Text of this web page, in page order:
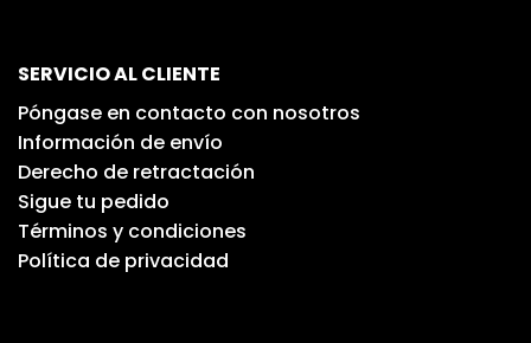
SERVICIO AL CLIENTE
Póngase en contacto con nosotros
Información de envío
Derecho de retractación
Sigue tu pedido
Términos y condiciones
Política de privacidad